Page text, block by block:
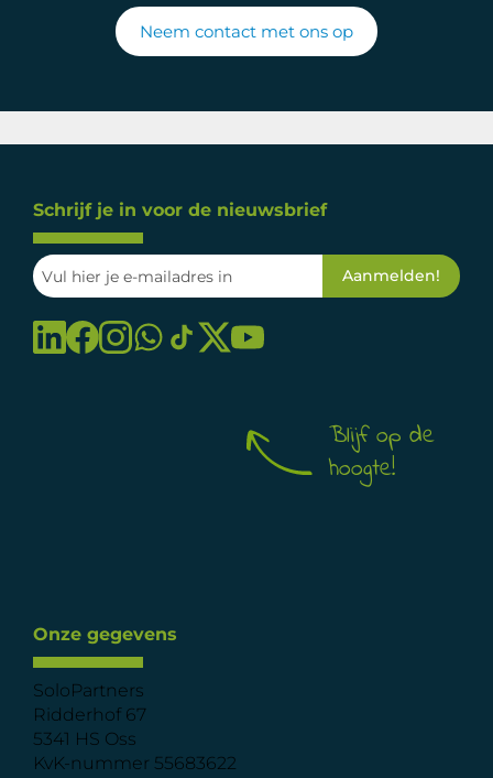
Neem contact met ons op
Onze gegevens
SoloPartners
Ridderhof 67
5341 HS Oss
KvK-nummer 55683622
Schrijf je in voor de nieuwsbrief
Blijf op de
hoogte!